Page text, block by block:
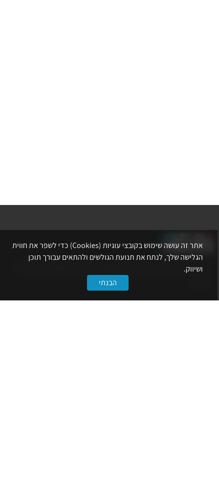
אתר לשכת המהנדסים, האדריכלים והאקדמאים בעלי המקצועות הטכנולוגיים
מרכז את הפעילויות המקצועיות, ההשתלמויות, ההטבות ואירועי הפנאי לאנשי
אתר זה עושה שימוש בקובצי עוגיות (Cookies) כדי לשפר את חווית
הגלישה שלך, לנתח את תנועת הגולשים ולהתאים עבורך תוכן
ושיווק.
הבנתי